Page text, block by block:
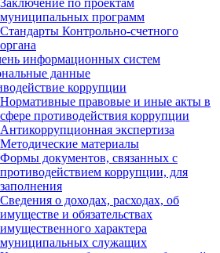
муниципальных программ
Стандарты Контрольно-счетного
органа
информационных систем
данные
коррупции
Нормативные правовые и иные акты в
сфере противодействия коррупции
Антикоррупционная экспертиза
Методические материалы
Формы документов, связанных с
противодействием коррупции, для
заполнения
Сведения о доходах, расходах, об
имуществе и обязательствах
имущественного характера
муниципальных служащих